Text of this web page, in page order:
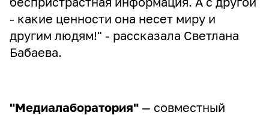
- какие ценности она несет миру и
другим людям!" - рассказала Светлана
Бабаева.
"Медиалаборатория" — совместный